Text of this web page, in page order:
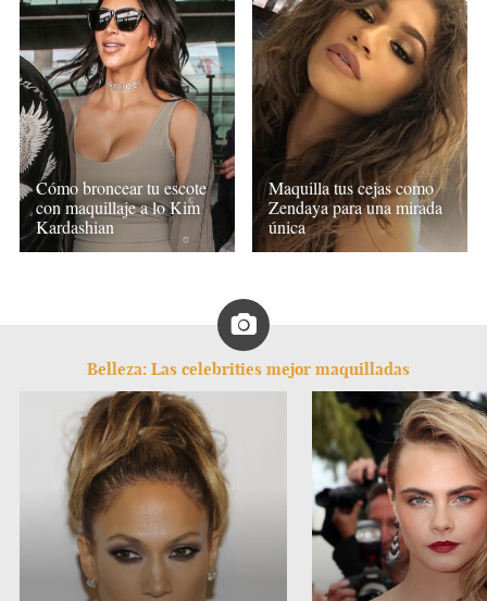
Cómo broncear tu escote
con maquillaje a lo Kim
Kardashian
Maquilla tus cejas como
Zendaya para una mirada
única
Belleza: Las celebrities mejor maquilladas